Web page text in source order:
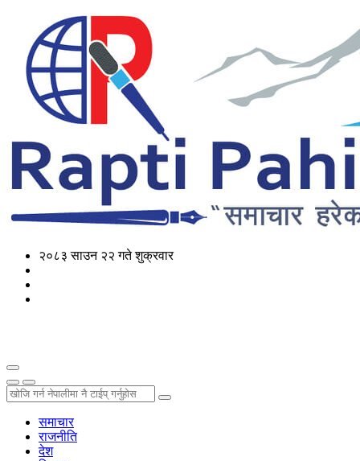
२०८३ साउन २२ गते शुक्रवार
समाचार
राजनीति
देश